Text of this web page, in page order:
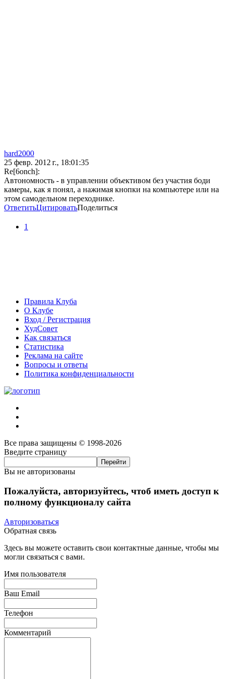
hard2000
25 февр. 2012 г., 18:01:35
Re[6onch]:
Автономность - в управлении объективом без участия боди
камеры, как я понял, а нажимая кнопки на компьютере или на
этом самодельном переходнике.
ОтветитьЦитироватьПоделиться
1
Правила Клуба
О Клубе
Вход / Регистрация
ХудСовет
Как связаться
Статистика
Реклама на сайте
Вопросы и ответы
Политика конфиденциальности
Все права защищены © 1998-2026
Введите страницу
Вы не авторизованы
Пожалуйста, авторизуйтесь, чтоб иметь доступ к
полному функционалу сайта
Авторизоваться
Обратная связь
Здесь вы можете оставить свои контактные данные, чтобы мы
могли связаться с вами.
Имя пользователя
Ваш Email
Телефон
Комментарий